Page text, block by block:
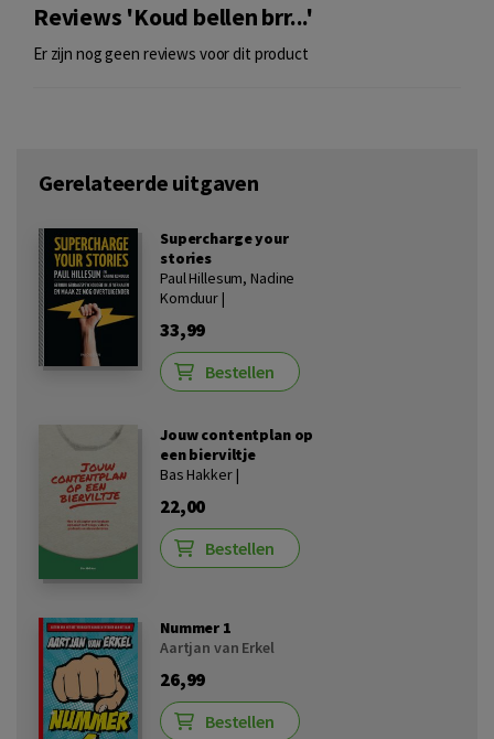
Reviews 'Koud bellen brr...'
Er zijn nog geen reviews voor dit product
Gerelateerde uitgaven
Supercharge your
stories
Paul Hillesum, Nadine
Komduur |
33,99
Bestellen
Jouw contentplan op
een bierviltje
Bas Hakker |
22,00
Bestellen
Nummer 1
Aartjan van Erkel
26,99
Bestellen